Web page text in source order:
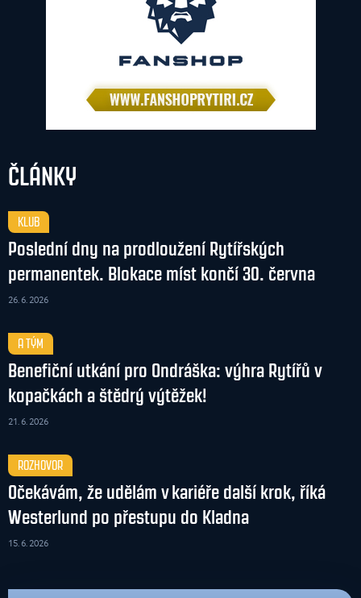
ČLÁNKY
KLUB
Poslední dny na prodloužení Rytířských
permanentek. Blokace míst končí 30. června
26. 6. 2026
A TÝM
Benefiční utkání pro Ondráška: výhra Rytířů v
kopačkách a štědrý výtěžek!
21. 6. 2026
ROZHOVOR
Očekávám, že udělám v kariéře další krok, říká
Westerlund po přestupu do Kladna
15. 6. 2026